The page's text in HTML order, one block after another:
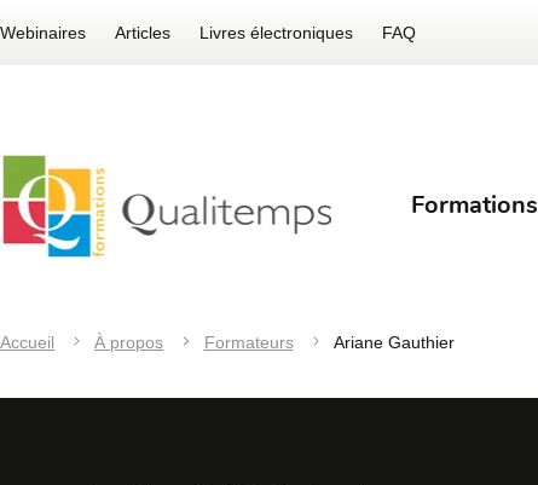
Webinaires Articles Livres électroniques FAQ
Formations
Accueil À propos Formateurs Ariane Gauthier